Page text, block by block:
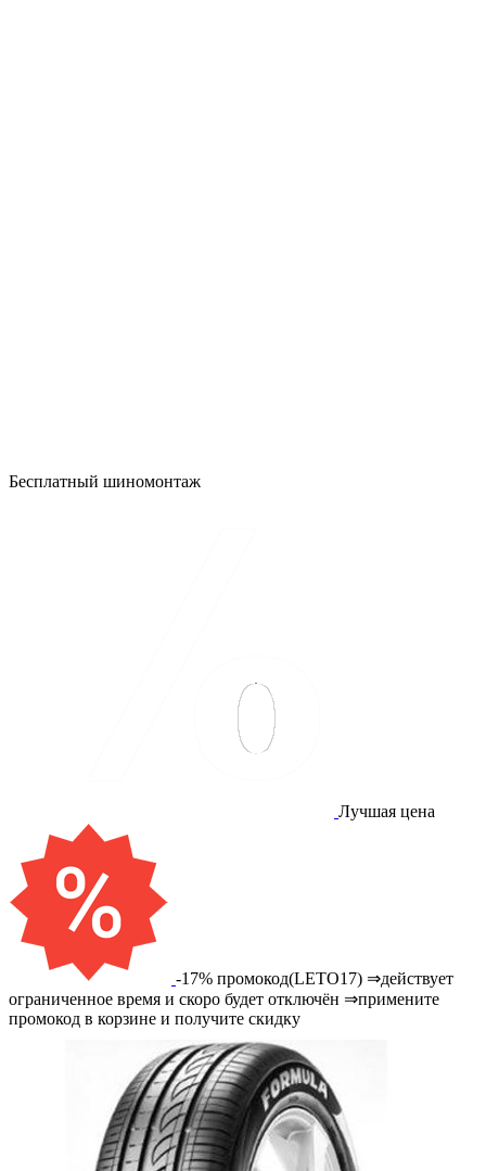
Бесплатный шиномонтаж
Лучшая цена
-17% промокод(LETO17) ⇒действует
ограниченное время и скоро будет отключён ⇒примените
промокод в корзине и получите скидку